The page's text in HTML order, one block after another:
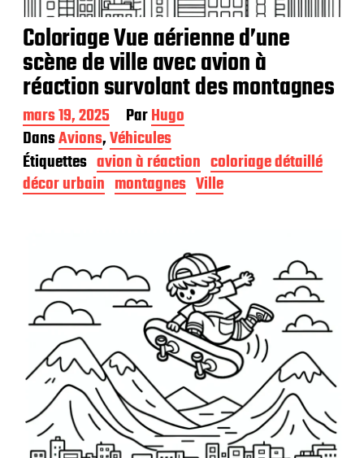
Coloriage Vue aérienne d’une
scène de ville avec avion à
réaction survolant des montagnes
D
a
t
e
d
e
n
mars 19, 2025 ParHugo
DansAvions,Véhicules
Étiquettes avion à réaction coloriage détaillé
décor urbain montagnes Ville